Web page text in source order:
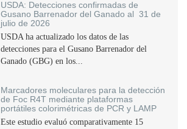
USDA: Detecciones confirmadas de
Gusano Barrenador del Ganado al 31 de
julio de 2026
USDA ha actualizado los datos de las
detecciones para el Gusano Barrenador del
Ganado (GBG) en los...
Marcadores moleculares para la detección
de Foc R4T mediante plataformas
portátiles colorimétricas de PCR y LAMP
Este estudio evaluó comparativamente 15